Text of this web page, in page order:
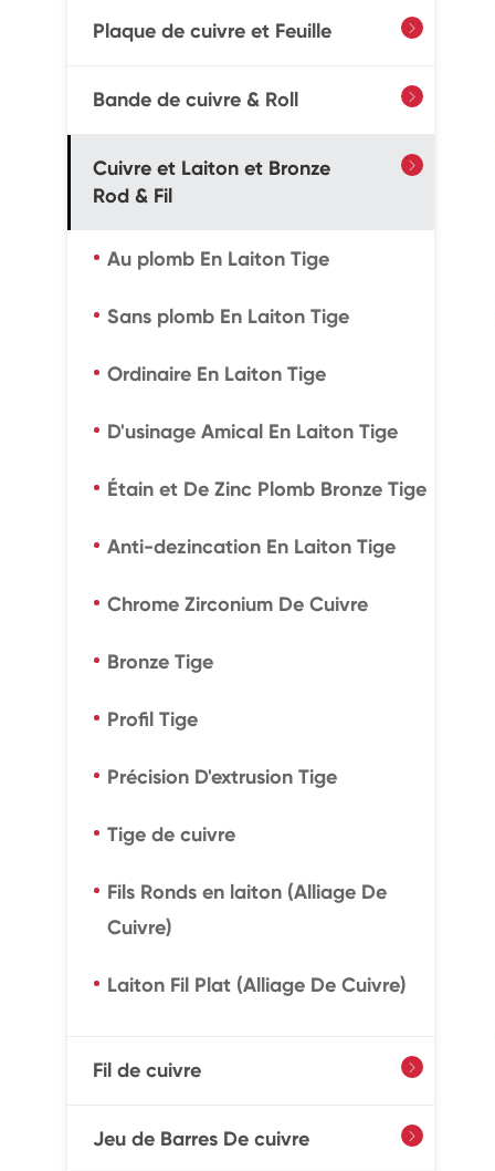
Plaque de cuivre et Feuille 
Bande de cuivre & Roll 
Cuivre et Laiton et Bronze
Rod & Fil

Au plomb En Laiton Tige
Sans plomb En Laiton Tige
Ordinaire En Laiton Tige
D'usinage Amical En Laiton Tige
Étain et De Zinc Plomb Bronze Tige
Anti-dezincation En Laiton Tige
Chrome Zirconium De Cuivre
Bronze Tige
Profil Tige
Précision D'extrusion Tige
Tige de cuivre
Fils Ronds en laiton (Alliage De
Cuivre)
Laiton Fil Plat (Alliage De Cuivre)
Fil de cuivre 
Jeu de Barres De cuivre 